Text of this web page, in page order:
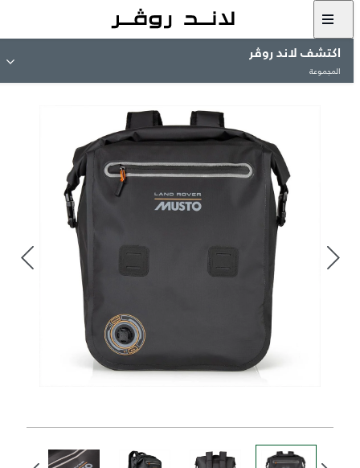
اكتشف لاند روڤر
المجموعة